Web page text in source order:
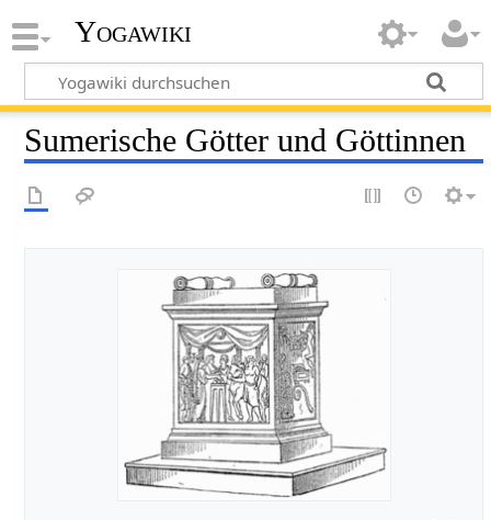
Yogawiki
Sumerische Götter und Göttinnen